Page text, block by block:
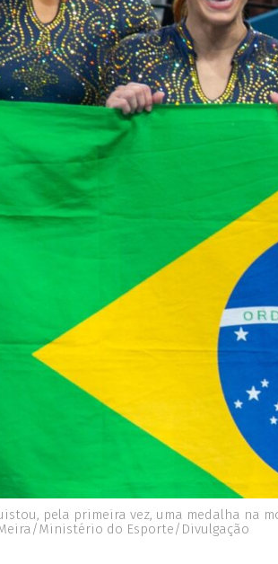
pela primeira vez, uma medalha na
Ministério do Esporte/Divulgação